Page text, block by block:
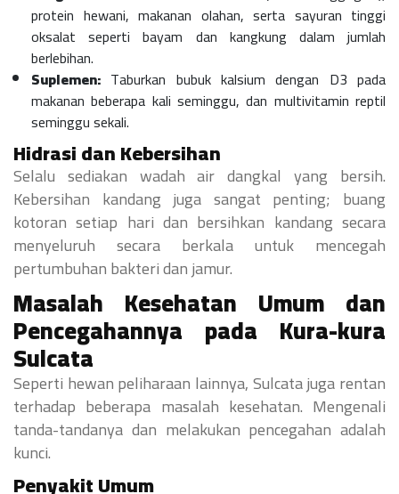
protein hewani, makanan olahan, serta sayuran tinggi
oksalat seperti bayam dan kangkung dalam jumlah
berlebihan.
Suplemen: Taburkan bubuk kalsium dengan D3 pada
makanan beberapa kali seminggu, dan multivitamin reptil
seminggu sekali.
Hidrasi dan Kebersihan
Selalu sediakan wadah air dangkal yang bersih.
Kebersihan kandang juga sangat penting; buang
kotoran setiap hari dan bersihkan kandang secara
menyeluruh secara berkala untuk mencegah
pertumbuhan bakteri dan jamur.
Masalah Kesehatan Umum dan
Pencegahannya pada Kura-kura
Sulcata
Seperti hewan peliharaan lainnya, Sulcata juga rentan
terhadap beberapa masalah kesehatan. Mengenali
tanda-tandanya dan melakukan pencegahan adalah
kunci.
Penyakit Umum